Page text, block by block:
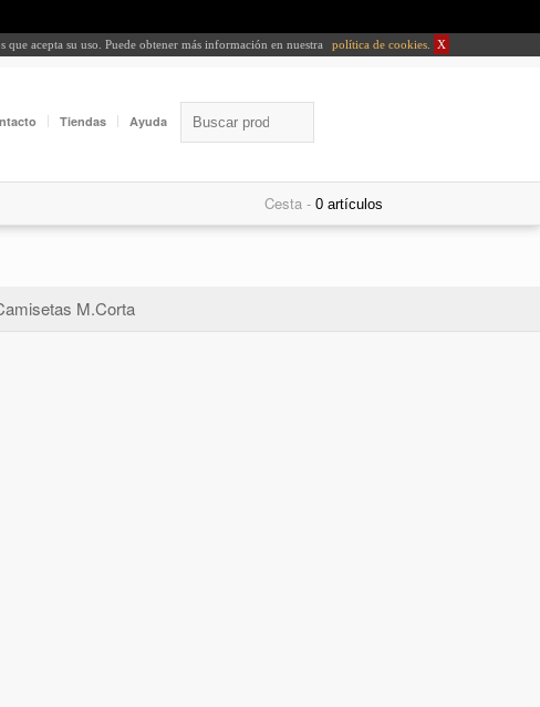
acepta su uso. Puede obtener más información en nuestra política de cookies X
Tiendas Ayuda
Cesta -
M.Corta